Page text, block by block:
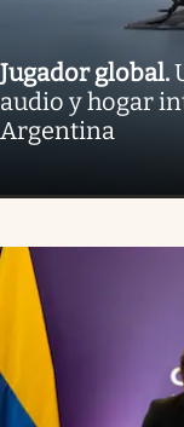
Jugador global.
audio y hogar
Argentina